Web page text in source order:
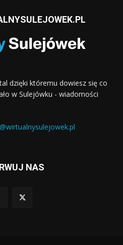
dzięki któremu dowiesz się co
w Sulejówku - wiadomości
NAS